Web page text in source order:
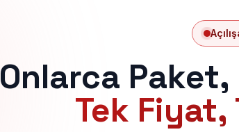
Onlarca
Tek Fiyat,